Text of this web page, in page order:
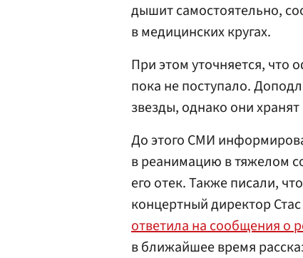
дышит самостоятельно,
в медицинских кругах.
При этом уточняется, что
пока не поступало.
звезды, однако они
До этого СМИ
в реанимацию в тяжелом
его отек. Также писали,
концертный директор
ответила на сообщения о
в ближайшее время